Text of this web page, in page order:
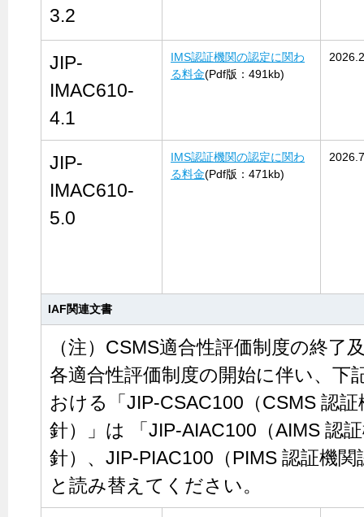
3.2
JIP-
IMAC610-
4.1
IMS認証機関の認定に関わ
る料金(Pdf版：491kb)
JIP-
IMAC610-
5.0
IMS認証機関の認定に関わ
る料金(Pdf版：471kb)
IAF関連文書
（注）CSMS適合性評価制度の終了
各適合性評価制度の開始に伴い、下
おける「JIP-CSAC100（CSMS 認
針）」は 「JIP-AIAC100（AIMS 認
針）、JIP-PIAC100（PIMS 認証機
と読み替えてください。